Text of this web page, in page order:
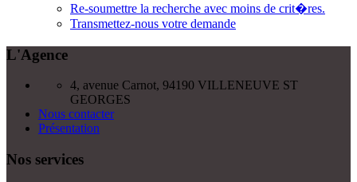
Re-soumettre la recherche avec moins de crit�res.
Transmettez-nous votre demande
L'Agence
4, avenue Carnot, 94190 VILLENEUVE ST
GEORGES
Nous contacter
Présentation
Nos services